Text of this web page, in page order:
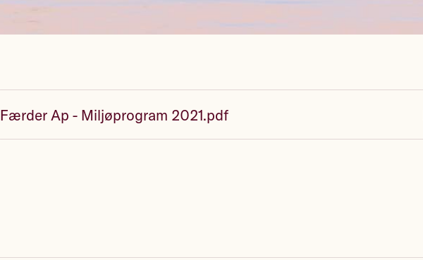
Færder Ap - Miljøprogram 2021.pdf